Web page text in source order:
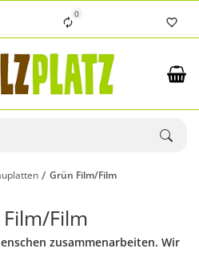
0
Grün Film/Film
Film
zusammenarbeiten. Wir